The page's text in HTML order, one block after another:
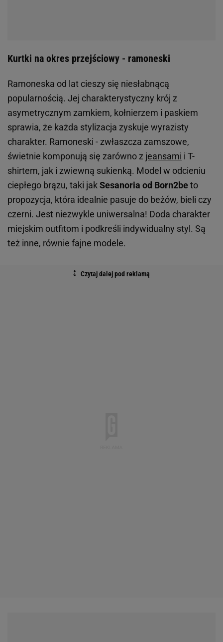
Kurtki na okres przejściowy - ramoneski
Ramoneska od lat cieszy się niesłabnącą
popularnością. Jej charakterystyczny krój z
asymetrycznym zamkiem, kołnierzem i paskiem
sprawia, że każda stylizacja zyskuje wyrazisty
charakter. Ramoneski - zwłaszcza zamszowe,
świetnie komponują się zarówno z jeansami i T-
shirtem, jak i zwiewną sukienką. Model w odcieniu
ciepłego brązu, taki jakSesanoria od Born2beto
propozycja, która idealnie pasuje do beżów, bieli czy
czerni. Jest niezwykle uniwersalna! Doda charakter
miejskim outfitom i podkreśli indywidualny styl. Są
też inne, równie fajne modele.